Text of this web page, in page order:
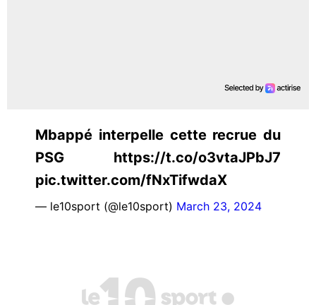
Mbappé interpelle cette recrue du
PSG https://t.co/o3vtaJPbJ7
pic.twitter.com/fNxTifwdaX
— le10sport (@le10sport) March 23, 2024